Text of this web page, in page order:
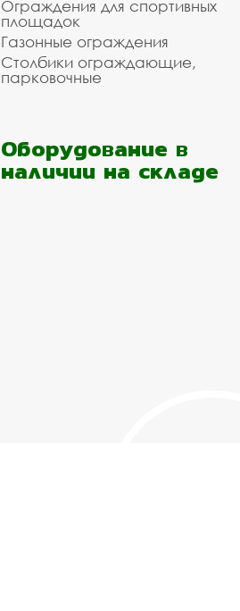
Ограждения для спортивных
площадок
Газонные ограждения
Столбики ограждающие,
парковочные
Оборудование в
наличии на складе